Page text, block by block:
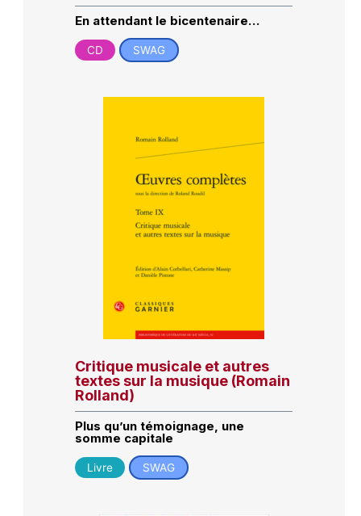
En attendant le bicentenaire…
CD SWAG
Critique musicale et autres
textes sur la musique (Romain
Rolland)
Plus qu’un témoignage, une
somme capitale
Livre SWAG